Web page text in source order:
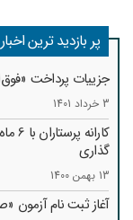
پر بازدید ترین اخبار
جزییات پرداخت
3 خرداد 1401
گذاری
13 بهمن 1400
آغاز ثبت نام آزمون